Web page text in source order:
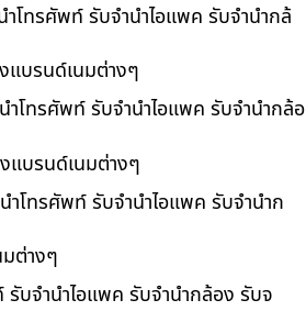
โทรศัพท์ รับจำนำไอแพค รับจำนำกล้
แบรนด์เนมต่างๆ
โทรศัพท์ รับจำนำไอแพค รับจำนำกล้อ
แบรนด์เนมต่างๆ
โทรศัพท์ รับจำนำไอแพค รับจำนำก
ต่างๆ
บจำนำไอแพค รับจำนำกล้อง รับจ